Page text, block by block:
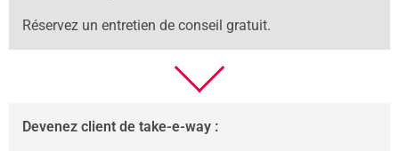
Réservez un entretien de conseil gratuit.
Devenez client de take-e-way :